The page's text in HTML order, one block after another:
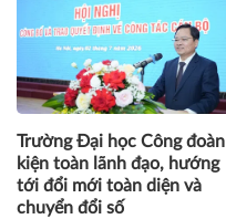
Trường Đại học Công đoàn
kiện toàn lãnh đạo, hướng
tới đổi mới toàn diện và
chuyển đổi số